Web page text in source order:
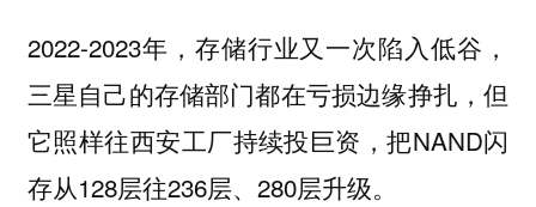
2022-2023年，存储行业又一次陷入低谷，
三星自己的存储部门都在亏损边缘挣扎，但
它照样往西安工厂持续投巨资，把NAND闪
存从128层往236层、280层升级。